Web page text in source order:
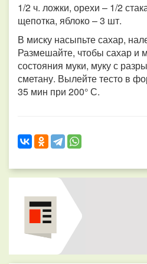
1/2 ч. ложки, орехи – 1/2
щепотка, яблоко – 3 шт.
В миску насыпьте сахар,
Размешайте, чтобы сахар и
состояния муки, муку с
сметану. Вылейте тесто в
35 мин при 200° С.